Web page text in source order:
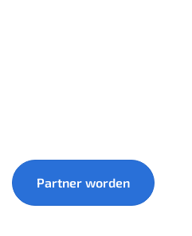
Partner worden